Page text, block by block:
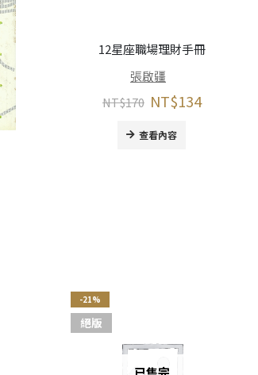
12星座職場理財手冊
張啟疆
NT$170 NT$134
查看內容
-21%
絕版